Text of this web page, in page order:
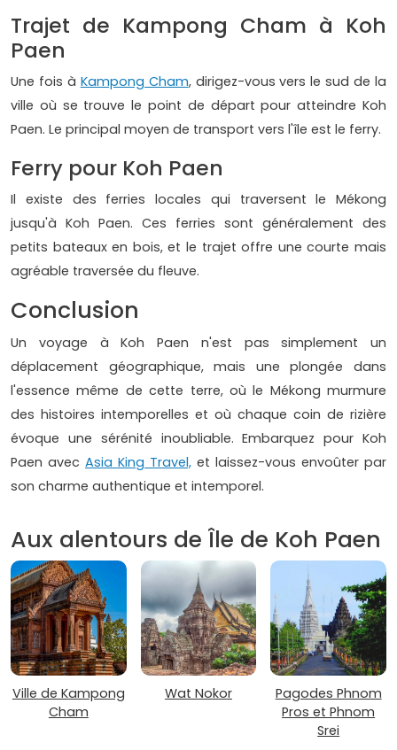
Trajet de Kampong Cham à Koh
Paen
Une fois à Kampong Cham, dirigez-vous vers le sud de la
ville où se trouve le point de départ pour atteindre Koh
Paen. Le principal moyen de transport vers l'île est le ferry.
Ferry pour Koh Paen
Il existe des ferries locales qui traversent le Mékong
jusqu'à Koh Paen. Ces ferries sont généralement des
petits bateaux en bois, et le trajet offre une courte mais
agréable traversée du fleuve.
Conclusion
Un voyage à Koh Paen n'est pas simplement un
déplacement géographique, mais une plongée dans
l'essence même de cette terre, où le Mékong murmure
des histoires intemporelles et où chaque coin de rizière
évoque une sérénité inoubliable. Embarquez pour Koh
Paen avec Asia King Travel, et laissez-vous envoûter par
son charme authentique et intemporel.
Aux alentours de Île de Koh Paen
Ville de Kampong
Cham
Wat Nokor
Pagodes Phnom
Pros et Phnom
Srei